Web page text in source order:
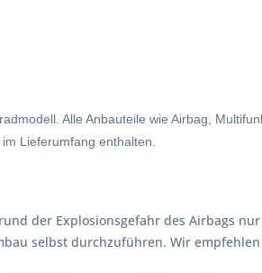
Alle Anbauteile wie Airbag,
Lieferumfang enthalten.
der Explosionsgefahr des Airbags
selbst durchzuführen. Wir